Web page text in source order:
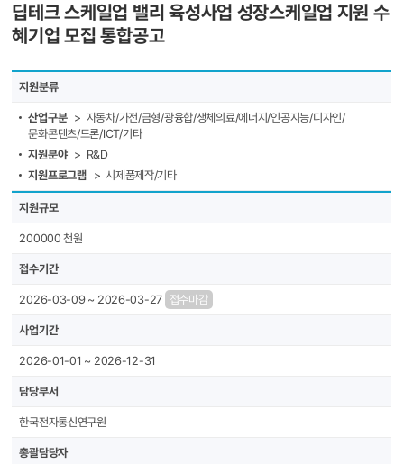
딥테크 스케일업 밸리 육성사업 성장스케일업 지원 수
혜기업 모집 통합공고
지원분류
산업구분> 자동차/가전/금형/광융합/생체의료/에너지/인공지능/디자인/
문화콘텐츠/드론/ICT/기타
지원분야> R&D
지원프로그램 > 시제품제작/기타
지원규모
200000 천원
접수기간
2026-03-09 ~ 2026-03-27 접수마감
사업기간
2026-01-01 ~ 2026-12-31
담당부서
한국전자통신연구원
총괄담당자